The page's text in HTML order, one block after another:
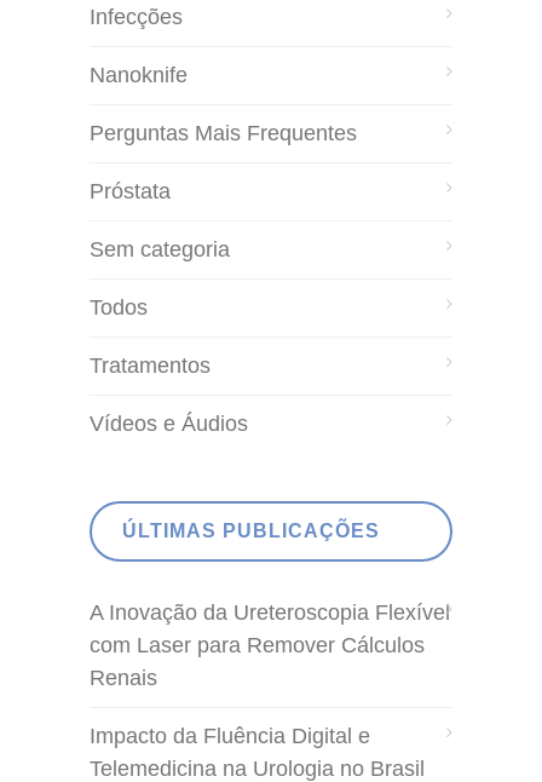
Infecções
Nanoknife
Perguntas Mais Frequentes
Próstata
Sem categoria
Todos
Tratamentos
Vídeos e Áudios
ÚLTIMAS PUBLICAÇÕES
A Inovação da Ureteroscopia Flexível
com Laser para Remover Cálculos
Renais
Impacto da Fluência Digital e
Telemedicina na Urologia no Brasil